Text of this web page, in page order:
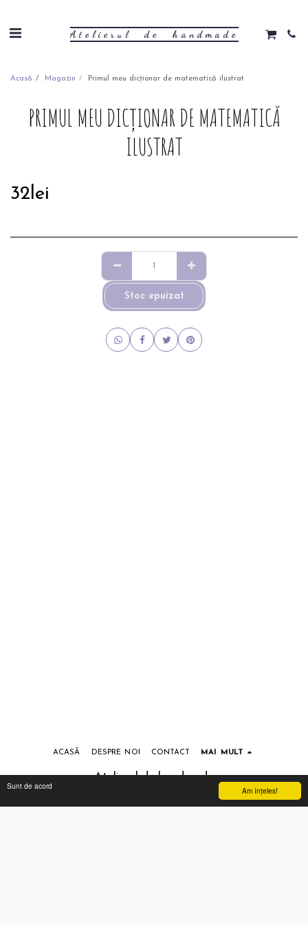
Am înţeles!
Sunt de acord
Atelierul de handmade
Acasă Magazin Primul meu dicționar de matematică ilustrat
PRIMUL MEU DICȚIONAR DE MATEMATICĂ
ILUSTRAT
32lei
Stoc epuizat
Atelierul de handmade
Drepturi de autor © 2026 Toate drepturile rezervate
ACASĂ DESPRE NOI CONTACT MAI MULT